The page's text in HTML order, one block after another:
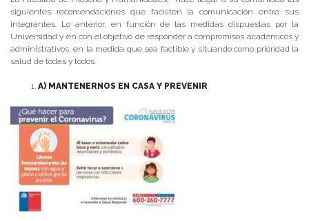
siguientes recomendaciones que faciliten la comunicación entre sus
integrantes. Lo anterior, en función de las medidas dispuestas por la
Universidad y en con el objetivo de responder a compromisos académicos y
administrativos, en la medida que sea factible y situando como prioridad la
salud de todas y todos.
A) MANTENERNOS EN CASA Y PREVENIR